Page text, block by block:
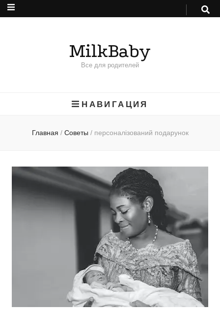
MilkBaby
Все для родителей
НАВИГАЦИЯ
Главная / Советы / персоналізований подарунок